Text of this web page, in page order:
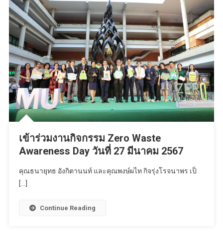
เข้าร่วมงานกิจกรรม Zero Waste
Awareness Day วันที่ 27 มีนาคม 2567
คุณธนายุทธ อังกิตานนท์ และคุณพงษ์ผไท กิจรุ่งโรจนาพร เป็
[…]
Continue Reading